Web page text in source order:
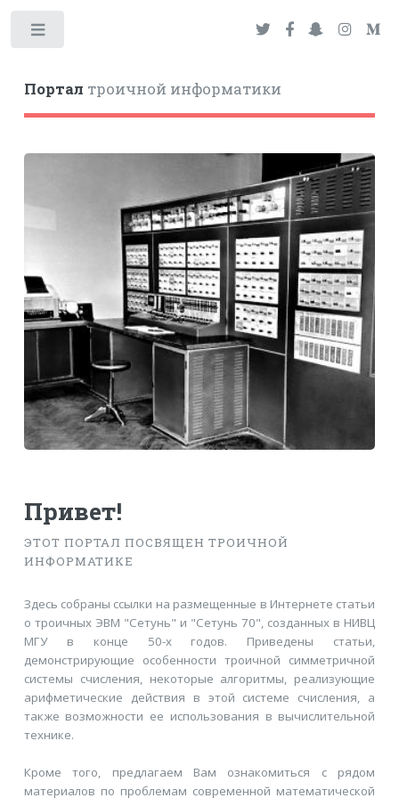
Портал троичной информатики
Привет!
ЭТОТ ПОРТАЛ ПОСВЯЩЕН ТРОИЧНОЙ
ИНФОРМАТИКЕ
Здесь собраны ссылки на размещенные в Интернете статьи
о троичных ЭВМ "Сетунь" и "Сетунь 70", созданных в НИВЦ
МГУ в конце 50-х годов. Приведены статьи,
демонстрирующие особенности троичной симметричной
системы счисления, некоторые алгоритмы, реализующие
арифметические действия в этой системе счисления, а
также возможности ее использования в вычислительной
технике.
Кроме того, предлагаем Вам ознакомиться с рядом
материалов по проблемам современной математической